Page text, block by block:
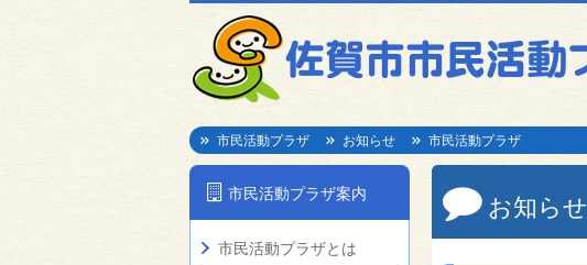
市民活動プラザ
お知らせ 市民活動プラザ
市民活動プラザ案内
市民活動プラザとは
お知らせ